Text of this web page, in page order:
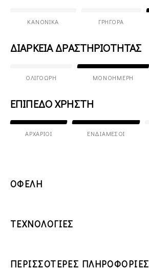
ΚΑΝΟΝΙΚΆ ΓΡΉΓΟΡΑ
ΔΙΑΡΚΕΙΑ ΔΡΑΣΤΗΡΙΟΤΗΤΑΣ
ΟΛΙΓΌΩΡΗ ΜΟΝΟΉΜΕΡΗ
ΕΠΙΠΕΔΟ ΧΡΗΣΤΗ
ΑΡΧΆΡΙΟΙ ΕΝΔΙΆΜΕΣΟΙ
ΟΦΕΛΗ
ΤΕΧΝΟΛΟΓΙΕΣ
ΠΕΡΙΣΣΟΤΕΡΕΣ ΠΛΗΡΟΦΟΡΙΕΣ